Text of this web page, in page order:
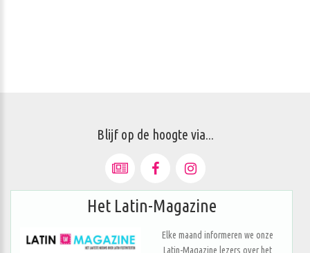
Blijf op de hoogte via...
Het Latin-Magazine
Elke maand informeren we onze
Latin-Magazine lezers over het